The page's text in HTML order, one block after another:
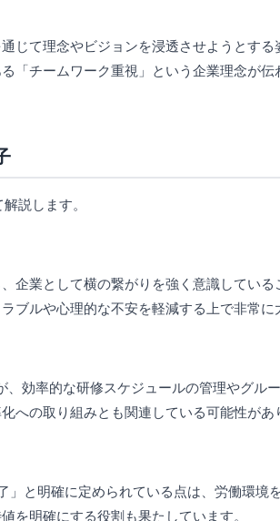
じて理念やビジョンを浸透させようとす
「チームワーク重視」という企業理念が
説します。
企業として横の繋がりを強く意識してい
ブルや心理的な不安を軽減する上で非常に
効率的な研修スケジュールの管理やグル
への取り組みとも関連している可能性があ
と明確に定められている点は、労働環境
を明確にする役割も果たしています。